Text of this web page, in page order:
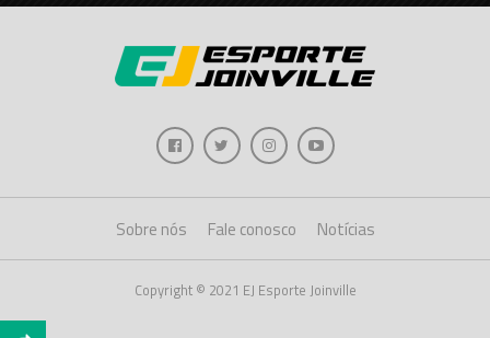
Sobre nós Fale conosco Notícias
Copyright © 2021 EJ Esporte Joinville